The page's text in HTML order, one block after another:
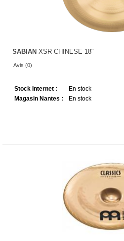
SABIAN XSR CHINESE 18"
Avis (0)
Stock Internet :
En stock
Magasin Nantes :
En stock